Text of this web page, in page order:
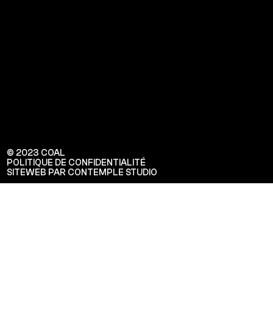
© 2023 COAL
POLITIQUE DE CONFIDENTIALITÉ
SITEWEB PAR CONTEMPLE STUDIO